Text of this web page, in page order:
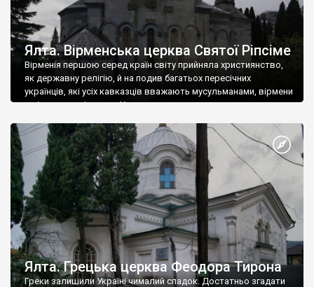
Ялта. Вірменська церква Святої Ріпсіме
Вірменія першою серед країн світу прийняла християнство,
як державну релігію, й на подив багатьох пересічних
українців, які усіх кавказців вважають мусульманами, вірмени
є відданими вірянами Христа
Ялта. Грецька церква Феодора Тирона
Греки залишили Україні чималий спадок. Достатньо згадати